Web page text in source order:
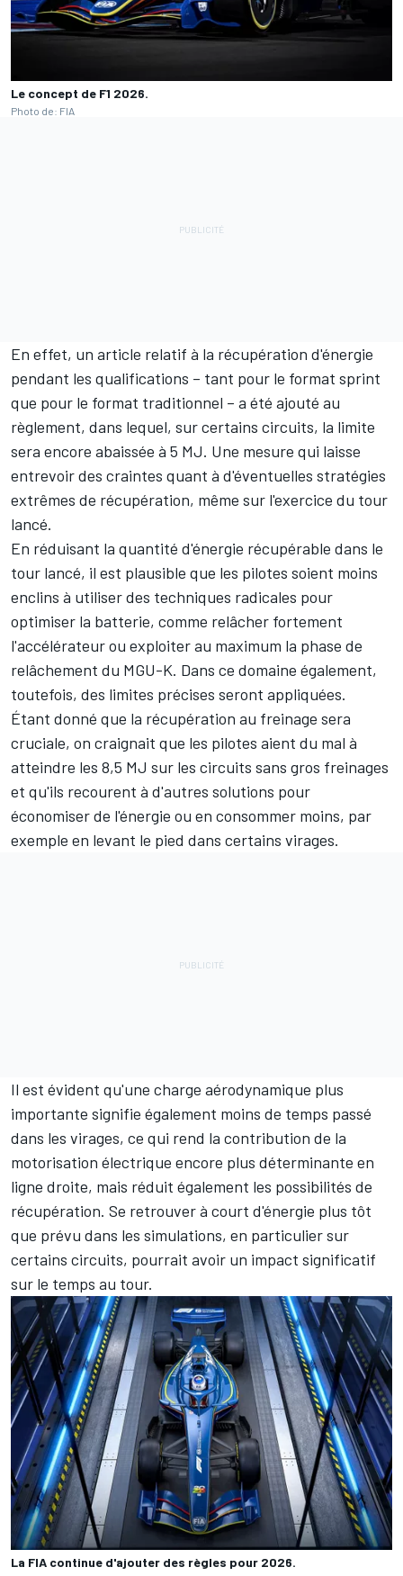
Le concept de F1 2026.
Photo de: FIA
En effet, un article relatif à la récupération d'énergie
pendant les qualifications – tant pour le format sprint
que pour le format traditionnel – a été ajouté au
règlement, dans lequel, sur certains circuits, la limite
sera encore abaissée à 5 MJ. Une mesure qui laisse
entrevoir des craintes quant à d'éventuelles stratégies
extrêmes de récupération, même sur l'exercice du tour
lancé.
En réduisant la quantité d'énergie récupérable dans le
tour lancé, il est plausible que les pilotes soient moins
enclins à utiliser des techniques radicales pour
optimiser la batterie, comme relâcher fortement
l'accélérateur ou exploiter au maximum la phase de
relâchement du MGU-K. Dans ce domaine également,
toutefois, des limites précises seront appliquées.
Étant donné que la récupération au freinage sera
cruciale, on craignait que les pilotes aient du mal à
atteindre les 8,5 MJ sur les circuits sans gros freinages
et qu'ils recourent à d'autres solutions pour
économiser de l'énergie ou en consommer moins, par
exemple en levant le pied dans certains virages.
Il est évident qu'une charge aérodynamique plus
importante signifie également moins de temps passé
dans les virages, ce qui rend la contribution de la
motorisation électrique encore plus déterminante en
ligne droite, mais réduit également les possibilités de
récupération. Se retrouver à court d'énergie plus tôt
que prévu dans les simulations, en particulier sur
certains circuits, pourrait avoir un impact significatif
sur le temps au tour.
La FIA continue d'ajouter des règles pour 2026.